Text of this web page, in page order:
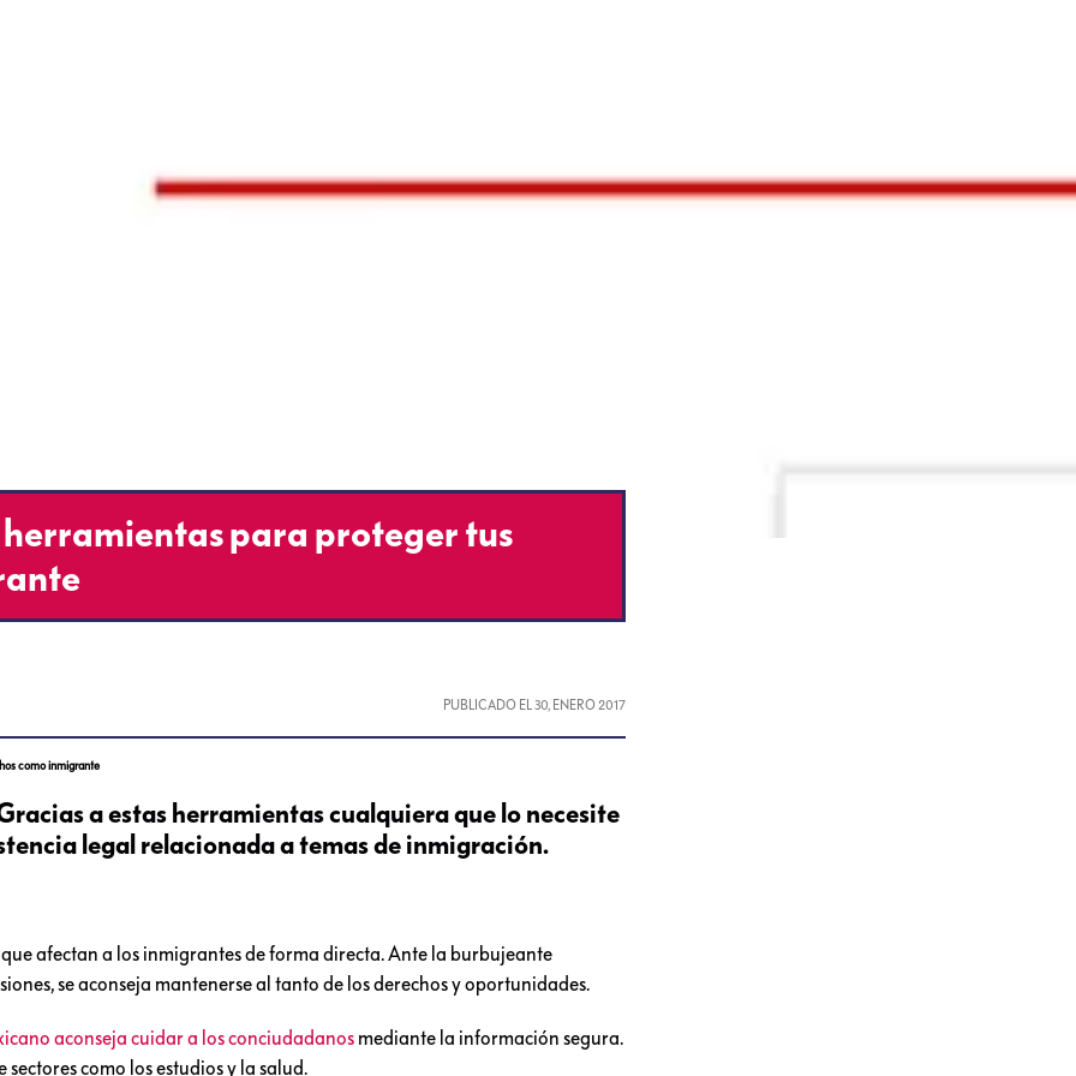
para proteger tus
PUBLICADO EL 30, ENERO 2017
como inmigrante
a estas herramientas cualquiera que lo necesite
legal relacionada a temas de inmigración.
afectan a los inmigrantes de forma directa. Ante la burbujeante
se aconseja mantenerse al tanto de los derechos y oportunidades.
aconseja cuidar a los conciudadanos mediante la información segura.
como los estudios y la salud.